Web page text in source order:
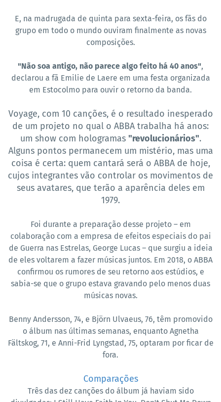
E, na madrugada de quinta para sexta-feira, os fãs do
grupo em todo o mundo ouviram finalmente as novas
composições.
"Não soa antigo, não parece algo feito há 40 anos",
declarou a fã Emilie de Laere em uma festa organizada
em Estocolmo para ouvir o retorno da banda.
Voyage, com 10 canções, é o resultado inesperado
de um projeto no qual o ABBA trabalha há anos:
um show com hologramas "revolucionários".
Alguns pontos permanecem um mistério, mas uma
coisa é certa: quem cantará será o ABBA de hoje,
cujos integrantes vão controlar os movimentos de
seus avatares, que terão a aparência deles em
1979.
Foi durante a preparação desse projeto – em
colaboração com a empresa de efeitos especiais do pai
de Guerra nas Estrelas, George Lucas – que surgiu a ideia
de eles voltarem a fazer músicas juntos. Em 2018, o ABBA
confirmou os rumores de seu retorno aos estúdios, e
sabia-se que o grupo estava gravando pelo menos duas
músicas novas.
Benny Andersson, 74, e Björn Ulvaeus, 76, têm promovido
o álbum nas últimas semanas, enquanto Agnetha
Fältskog, 71, e Anni-Frid Lyngstad, 75, optaram por ficar de
fora.
Comparações
Três das dez canções do álbum já haviam sido